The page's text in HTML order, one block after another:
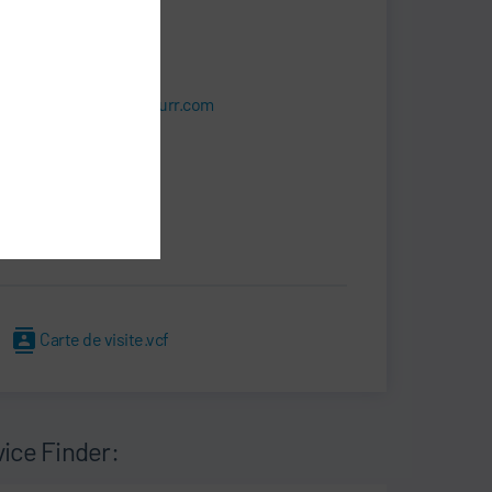
roberto.pavese@durr.com
Carte de visite.vcf
Finder: